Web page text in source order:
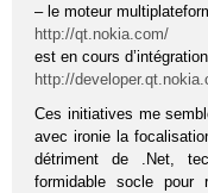
– le moteur
http://qt.nokia.com/
est en cours
http://
Ces initiatives me
avec ironie la
détriment de .Net,
formidable socle pour